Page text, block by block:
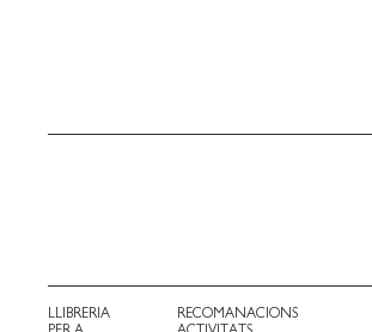
LLIBRERIA
RECOMANACIONS